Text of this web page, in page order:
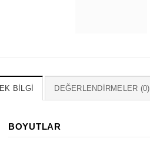
EK BILGI DEĞERLENDIRMELER (0)
BOYUTLAR